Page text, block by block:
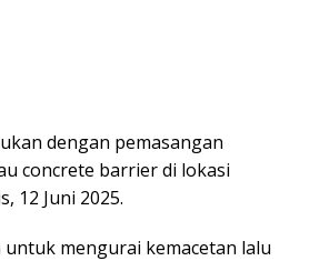
dengan pemasangan
concrete barrier di lokasi
12 Juni 2025.
mengurai kemacetan lalu